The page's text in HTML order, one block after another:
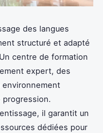
des langues
structuré et adapté
centre de formation
expert, des
il garantit un
dédiées pour